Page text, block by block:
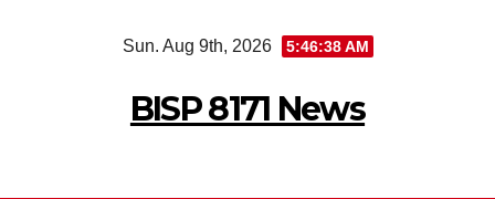
Sun. Aug 9th, 2026 5:46:39 AM
BISP 8171 News